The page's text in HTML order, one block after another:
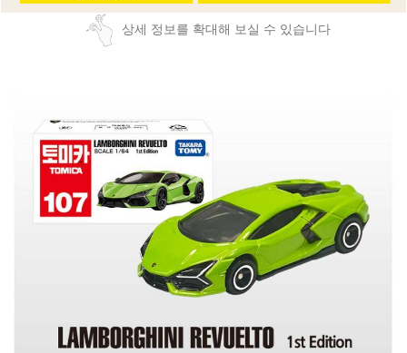
상세 정보를 확대해 보실 수 있습니다